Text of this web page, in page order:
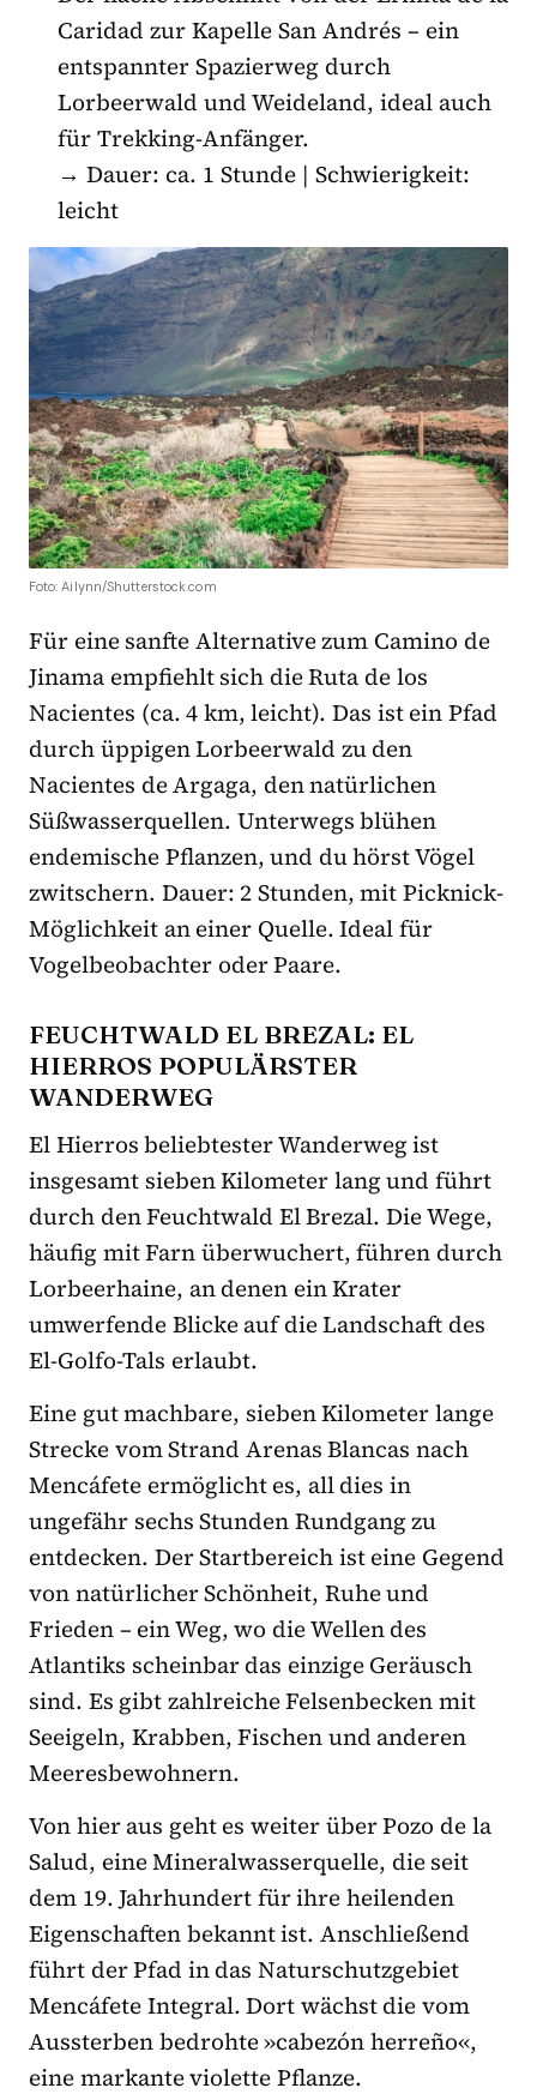
Caridad zur Kapelle San Andrés – ein
entspannter Spazierweg durch
Lorbeerwald und Weideland, ideal auch
für Trekking-Anfänger.
→ Dauer: ca. 1 Stunde | Schwierigkeit:
leicht
Foto: Ailynn/Shutterstock.com
Für eine sanfte Alternative zum Camino de
Jinama empfiehlt sich die Ruta de los
Nacientes (ca. 4 km, leicht). Das ist ein Pfad
durch üppigen Lorbeerwald zu den
Nacientes de Argaga, den natürlichen
Süßwasserquellen. Unterwegs blühen
endemische Pflanzen, und du hörst Vögel
zwitschern. Dauer: 2 Stunden, mit Picknick-
Möglichkeit an einer Quelle. Ideal für
Vogelbeobachter oder Paare.
FEUCHTWALD EL BREZAL: EL
HIERROS POPULÄRSTER
WANDERWEG
El Hierros beliebtester Wanderweg ist
insgesamt sieben Kilometer lang und führt
durch den Feuchtwald El Brezal. Die Wege,
häufig mit Farn überwuchert, führen durch
Lorbeerhaine, an denen ein Krater
umwerfende Blicke auf die Landschaft des
El-Golfo-Tals erlaubt.
Eine gut machbare, sieben Kilometer lange
Strecke vom Strand Arenas Blancas nach
Mencáfete ermöglicht es, all dies in
ungefähr sechs Stunden Rundgang zu
entdecken. Der Startbereich ist eine Gegend
von natürlicher Schönheit, Ruhe und
Frieden – ein Weg, wo die Wellen des
Atlantiks scheinbar das einzige Geräusch
sind. Es gibt zahlreiche Felsenbecken mit
Seeigeln, Krabben, Fischen und anderen
Meeresbewohnern.
Von hier aus geht es weiter über Pozo de la
Salud, eine Mineralwasserquelle, die seit
dem 19. Jahrhundert für ihre heilenden
Eigenschaften bekannt ist. Anschließend
führt der Pfad in das Naturschutzgebiet
Mencáfete Integral. Dort wächst die vom
Aussterben bedrohte »cabezón herreño«,
eine markante violette Pflanze.